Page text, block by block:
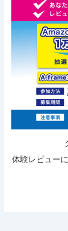
体験レビュー